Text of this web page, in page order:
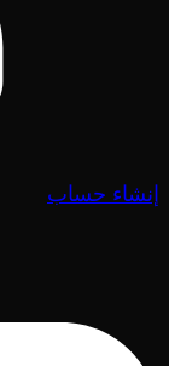
إنشاء حساب